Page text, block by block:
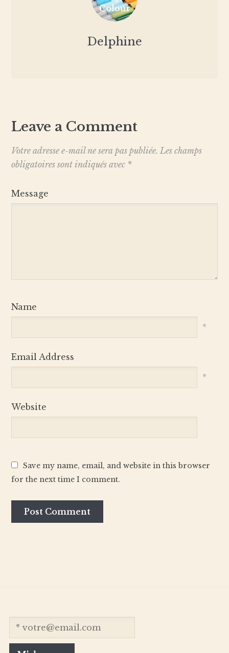
Delphine
Leave a Comment
Votre adresse e-mail ne sera pas publiée. Les champs
obligatoires sont indiqués avec *
Message
Name
*
Email Address
*
Website
Save my name, email, and website in this browser
for the next time I comment.